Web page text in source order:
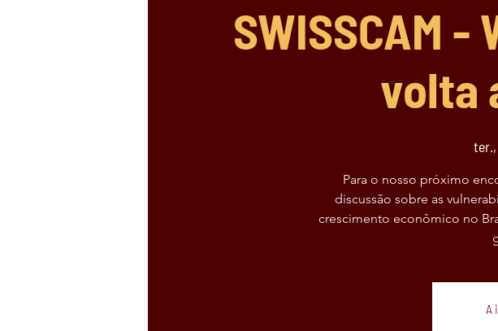
SWISSCAM
volta
Para o nosso próximo
discussão sobre as
crescimento econômico no
A